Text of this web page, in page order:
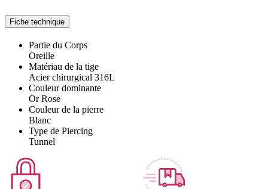
Fiche technique
Partie du Corps
Oreille
Matériau de la tige
Acier chirurgical 316L
Couleur dominante
Or Rose
Couleur de la pierre
Blanc
Type de Piercing
Tunnel